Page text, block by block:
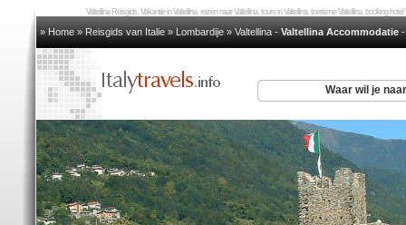
Valtellina Reisgids, Vakantie in Valtellina, reizen naar Valtellina, tours in Valtellina, toerisme Valtellina, booking
» Home » Reisgids van Italie » Lombardije » Valtellina - Valtellina Accommodatie
Waar wil je